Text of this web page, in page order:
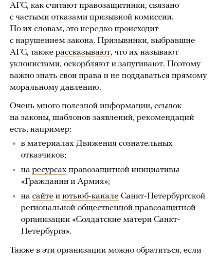
АГС, как считают правозащитники, связано
с частыми отказами призывной комиссии.
По их словам, это нередко происходит
с нарушением закона. Призывники, выбравшие
АГС, также рассказывают, что их называют
уклонистами, оскорбляют и запугивают. Поэтому
важно знать свои права и не поддаваться прямому
моральному давлению.
Очень много полезной информации, ссылок
на законы, шаблонов заявлений, рекомендаций
есть, например:
в материалах Движения сознательных
отказчиков;
на ресурсах правозащитной инициативы
«Гражданин и Армия»;
на сайте и ютьюб-канале Санкт-Петербургской
региональной общественной правозащитной
организации «Солдатские матери Санкт-
Петербурга».
Также в эти организации можно обратиться, если